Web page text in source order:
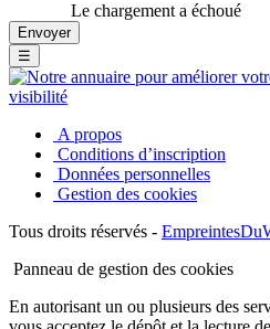
Le chargement a échoué
☰
A propos
Conditions d’inscription
Données personnelles
Gestion des cookies
Tous droits réservés -
Panneau de gestion des cookies
En autorisant un ou plusieurs des